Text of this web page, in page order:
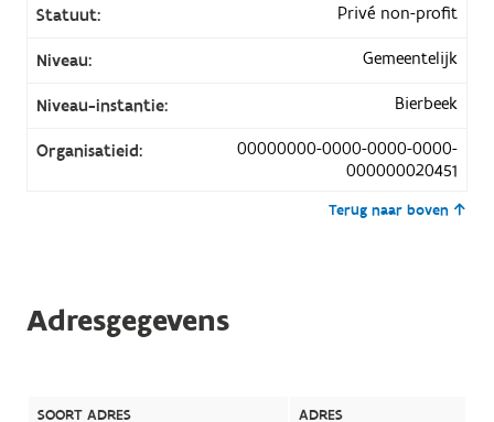
Statuut: Privé non-profit
Niveau: Gemeentelijk
Niveau-instantie: Bierbeek
Organisatieid:
00000000-0000-0000-0000-
000000020451
Terug naar boven
Adresgegevens
SOORT ADRES ADRES